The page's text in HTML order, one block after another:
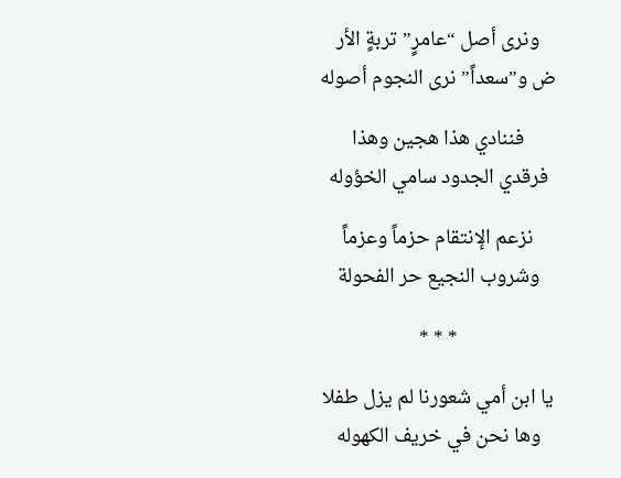
ونرى أصل “عامرٍ” تربةٍ الأر
ض و”سعداً” نرى النجوم أصوله
فننادي هذا هجين وهذا
فرقدي الجدود سامي الخؤوله
نزعم الإنتقام حزماً وعزماً
وشروب النجيع حر الفحولة
* * *
يا ابن أمي شعورنا لم يزل طفلا
وها نحن في خريف الكهوله